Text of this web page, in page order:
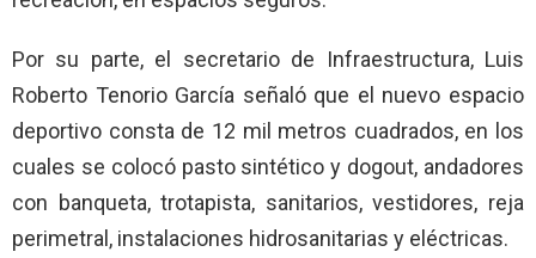
Por su parte, el secretario de Infraestructura, Luis
Roberto Tenorio García señaló que el nuevo espacio
deportivo consta de 12 mil metros cuadrados, en los
cuales se colocó pasto sintético y dogout, andadores
con banqueta, trotapista, sanitarios, vestidores, reja
perimetral, instalaciones hidrosanitarias y eléctricas.